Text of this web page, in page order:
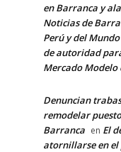
en Barranca y
Noticias de
Perú y del Mundo
de autoridad
Mercado Modelo
Denuncian
remodelar
Barranca en El
atornillarse en el